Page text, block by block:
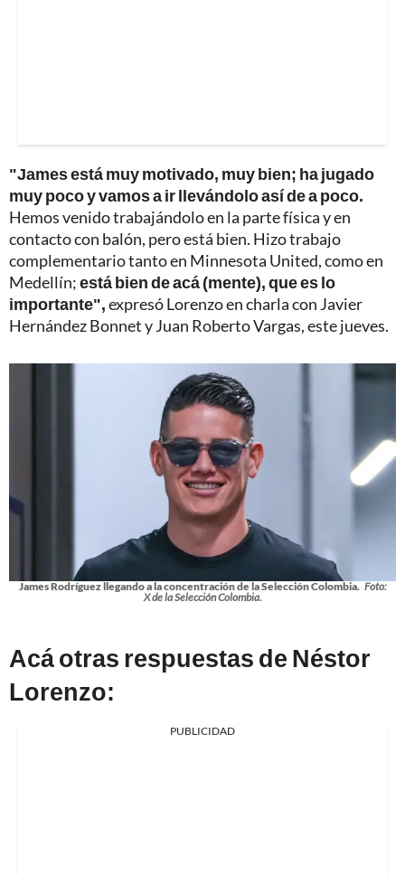
"James está muy motivado, muy bien; ha jugado
muy poco y vamos a ir llevándolo así de a poco.
Hemos venido trabajándolo en la parte física y en
contacto con balón, pero está bien. Hizo trabajo
complementario tanto en Minnesota United, como en
Medellín;está bien de acá (mente), que es lo
importante",expresó Lorenzo en charla con Javier
Hernández Bonnet y Juan Roberto Vargas, este jueves.
James Rodríguez llegando a la concentración de la Selección Colombia. Foto:
X de la Selección Colombia.
Acá otras respuestas de Néstor
Lorenzo:
PUBLICIDAD